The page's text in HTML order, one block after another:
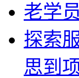
老学
探索
思到